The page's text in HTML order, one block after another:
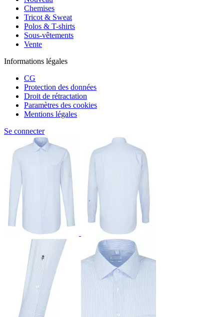
Chemises
Tricot & Sweat
Polos & T-shirts
Sous-vêtements
Vente
Informations légales
CG
Protection des données
Droit de rétractation
Paramètres des cookies
Mentions légales
Se connecter